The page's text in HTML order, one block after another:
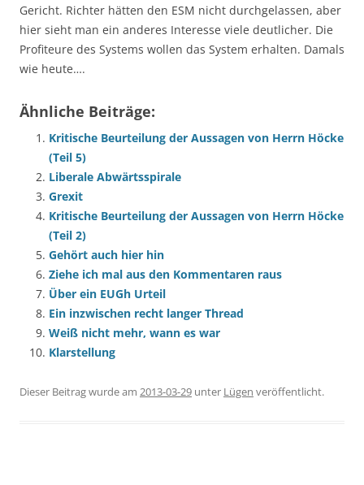
Gericht. Richter hätten den ESM nicht durchgelassen, aber
hier sieht man ein anderes Interesse viele deutlicher. Die
Profiteure des Systems wollen das System erhalten. Damals
wie heute….
Ähnliche Beiträge:
Kritische Beurteilung der Aussagen von Herrn Höcke
(Teil 5)
Liberale Abwärtsspirale
Grexit
Kritische Beurteilung der Aussagen von Herrn Höcke
(Teil 2)
Gehört auch hier hin
Ziehe ich mal aus den Kommentaren raus
Über ein EUGh Urteil
Ein inzwischen recht langer Thread
Weiß nicht mehr, wann es war
Klarstellung
Dieser Beitrag wurde am 2013-03-29 unter Lügen veröffentlicht.